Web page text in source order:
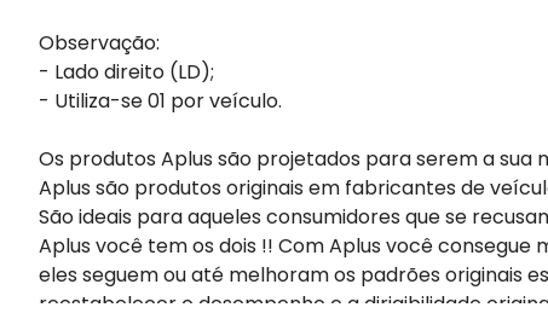
Observação:
- Lado direito (LD);
- Utiliza-se 01 por veículo.
Os produtos Aplus são projetados para serem a sua
Aplus são produtos originais em fabricantes de
São ideais para aqueles consumidores que se
Aplus você tem os dois !! Com Aplus você consegue
eles seguem ou até melhoram os padrões originais
reestabelecer o desempenho e a dirigibilidade